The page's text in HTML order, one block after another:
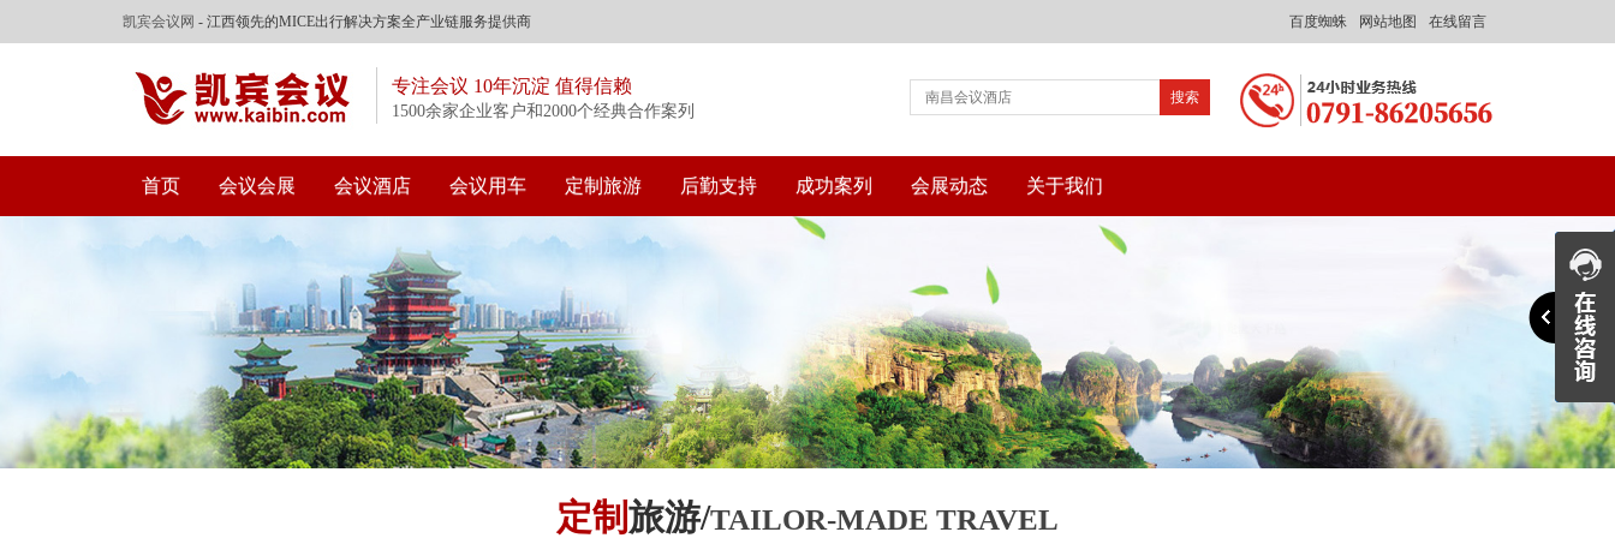
凯宾会议网 - 江西领先的MICE出行解决方案全产业链服务提供商 在线留言
网站地图
百度蜘蛛
专注会议 10年沉淀 值得信赖
1500余家企业客户和2000个经典合作案列
首页 会议会展 会议酒店 会议用车 定制旅游 后勤支持 成功案列 会展动态 关于我们
定制旅游/TAILOR-MADE TRAVEL